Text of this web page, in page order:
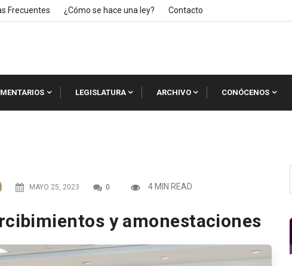
Frecuentes ¿Cómo se hace una ley? Contacto
LEGISLATURA ARCHIVO CONÓCENOS
MAYO 25, 2023 0 4 MIN READ
y amonestaciones